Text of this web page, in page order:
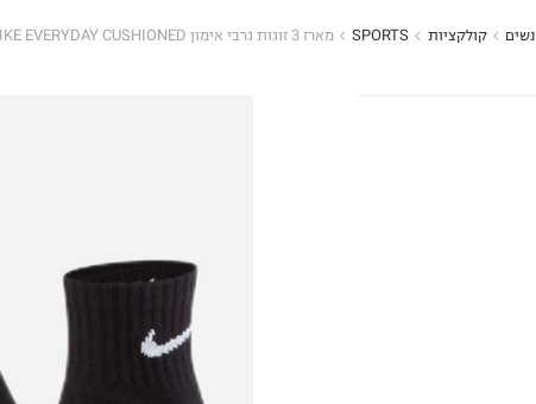
נשים קולקציות SPORTS מארז 3 זוגות גרבי אימון NIKE EVERYDAY CUSHIONED / יוניסקס